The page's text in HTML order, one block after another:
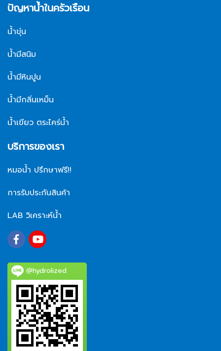
ปัญหาน้ำในครัวเรือน
น้ำขุ่น
น้ำมีสนิม
น้ำมีหินปูน
น้ำมีกลิ่นเหม็น
น้ำเขียว ตระไคร่น้ำ
บริการของเรา
หมอน้ำ ปรึกษาฟรี!!
การรับประกันสินค้า
LAB วิเคราะห์น้ำ
@hydrolized